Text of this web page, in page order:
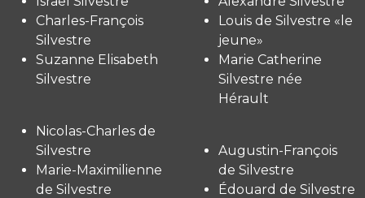
Charles-François
Silvestre
Suzanne Elisabeth
Silvestre
Louis de Silvestre «le
jeune»
Marie Catherine
Silvestre née
Hérault
Nicolas-Charles de
Silvestre
Marie-Maximilienne
de Silvestre
Augustin-François
de Silvestre
Édouard de Silvestre